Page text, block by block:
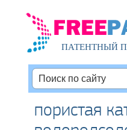
ПАТЕНТНЫЙ
пористая